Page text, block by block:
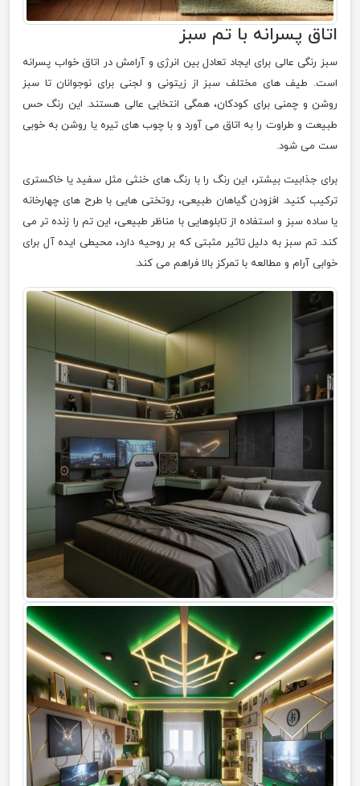
اتاق پسرانه با تم سبز
سبز رنگی عالی برای ایجاد تعادل بین انرژی و آرامش در اتاق خواب پسرانه
است. طیف های مختلف سبز از زیتونی و لجنی برای نوجوانان تا سبز
روشن و چمنی برای کودکان، همگی انتخابی عالی هستند. این رنگ حس
طبیعت و طراوت را به اتاق می آورد و با چوب های تیره یا روشن به خوبی
ست می شود.
برای جذابیت بیشتر، این رنگ را با رنگ های خنثی مثل سفید یا خاکستری
ترکیب کنید. افزودن گیاهان طبیعی، روتختی هایی با طرح های چهارخانه
یا ساده سبز و استفاده از تابلوهایی با مناظر طبیعی، این تم را زنده تر می
کند. تم سبز به دلیل تاثیر مثبتی که بر روحیه دارد، محیطی ایده آل برای
خوابی آرام و مطالعه با تمرکز بالا فراهم می کند.